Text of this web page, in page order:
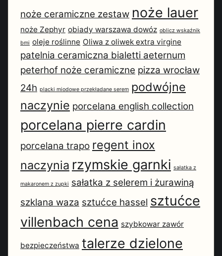
noże ceramiczne zestaw noże lauer
noże Zephyr obiady warszawa dowóz oblicz wskaźnik
bmi oleje roślinne Oliwa z oliwek extra virgine
patelnia ceramiczna bialetti aeternum
peterhof noże ceramiczne pizza wrocław
24h placki miodowe przekładane serem podwójne
naczynie porcelana english collection
porcelana pierre cardin
porcelana trapo regent inox
naczynia rzymskie garnki sałatka z
makaronem z zupki sałatka z selerem i żurawiną
szklana waza sztućce hassel sztućce
villenbach cena szybkowar zawór
bezpieczeństwa talerze dzielone